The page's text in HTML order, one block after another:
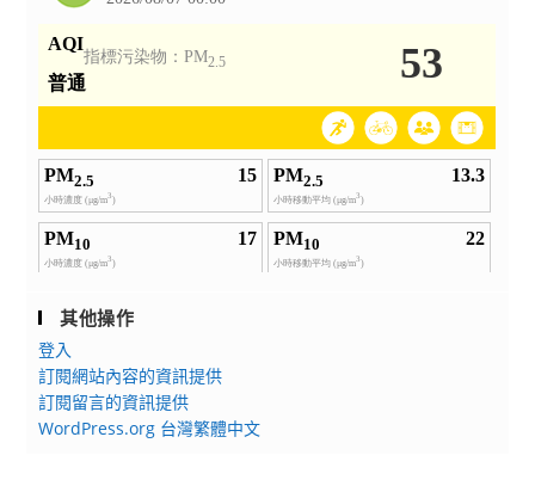
其他操作
登入
訂閱網站內容的資訊提供
訂閱留言的資訊提供
WordPress.org 台灣繁體中文